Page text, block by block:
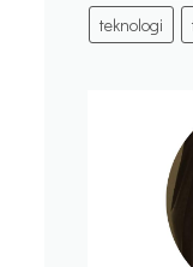
teknologi